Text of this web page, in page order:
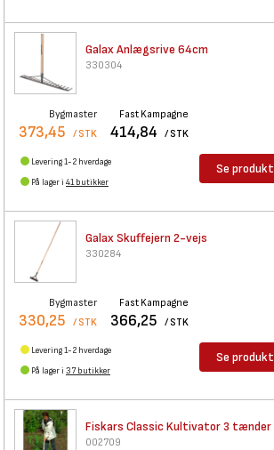
Galax Anlægsrive 64cm
330304
Bygmaster
373,45 / STK
Fast Kampagne
414,84 / STK
Levering 1-2 hverdage
På lager i 41 butikker
Se produkt
Galax Skuffejern 2-vejs
330284
Bygmaster
330,25 / STK
Fast Kampagne
366,25 / STK
Levering 1-2 hverdage
På lager i 37 butikker
Se produkt
Fiskars Classic Kultivator 3 tænder
002709